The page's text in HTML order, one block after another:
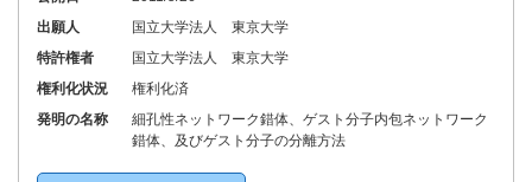
出願人
国立大学法人 東京大学
特許権者
国立大学法人 東京大学
権利化状況
権利化済
発明の名称
細孔性ネットワーク錯体、ゲスト分子内包ネットワーク
錯体、及びゲスト分子の分離方法